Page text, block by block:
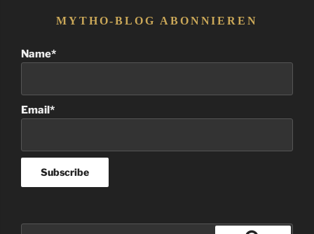
MYTHO-BLOG ABONNIEREN
Name*
Email*